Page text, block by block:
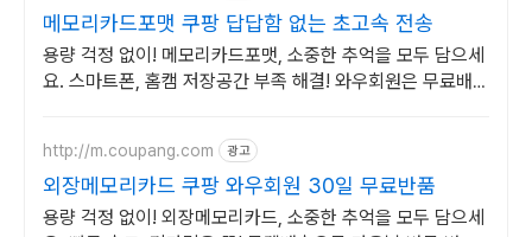
메모리카드포맷 쿠팡 답답함 없는 초고속 전송
용량 걱정 없이! 메모리카드포맷, 소중한 추억을 모두 담으세
요. 스마트폰, 홈캠 저장공간 부족 해결! 와우회원은 무료배송
http://m.coupang.com 광고
외장메모리카드 쿠팡 와우회원 30일 무료반품
용량 걱정 없이! 외장메모리카드, 소중한 추억을 모두 담으세